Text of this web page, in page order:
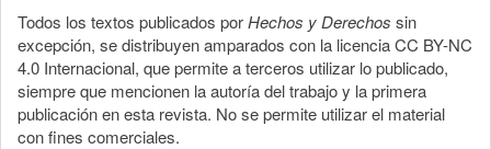
Todos los textos publicados porHechos y Derechos sin
excepción, se distribuyen amparados con la licencia CC BY-NC
4.0 Internacional, que permite a terceros utilizar lo publicado,
siempre que mencionen la autoría del trabajo y la primera
publicación en esta revista. No se permite utilizar el material
con fines comerciales.